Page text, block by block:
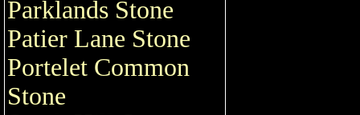
Parklands Stone
Patier Lane Stone
Portelet Common
Stone